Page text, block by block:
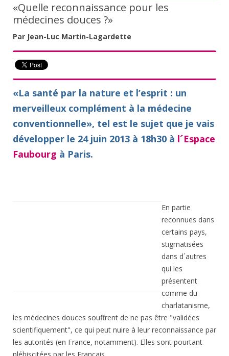
«Quelle reconnaissance pour les
médecines douces ?»
Par Jean-Luc Martin-Lagardette
«La santé par la nature et l’esprit : un
merveilleux complément à la médecine
conventionnelle», tel est le sujet que je vais
développer le 24 juin 2013 à 18h30 à l´Espace
Faubourg à Paris.
En partie
reconnues dans
certains pays,
stigmatisées
dans d´autres
qui les
présentent
comme du
charlatanisme,
les médecines douces souffrent de ne pas être "validées
scientifiquement", ce qui peut nuire à leur reconnaissance par
les autorités (en France, notamment). Elles sont pourtant